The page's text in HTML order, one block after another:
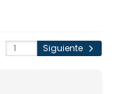
Siguiente